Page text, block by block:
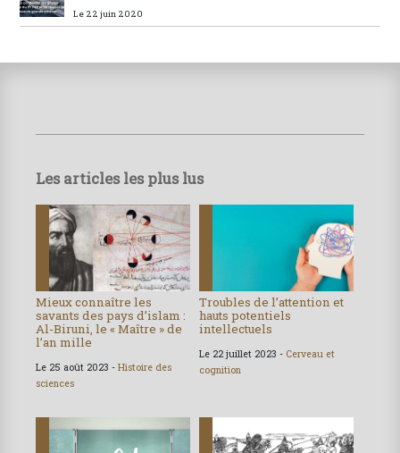
Le 22 juin 2020
Les articles les plus lus
Mieux connaître les
savants des pays d’islam :
Al-Biruni, le « Maître » de
l’an mille
Le 25 août 2023 - Histoire des
sciences
Troubles de l’attention et
hauts potentiels
intellectuels
Le 22 juillet 2023 - Cerveau et
cognition